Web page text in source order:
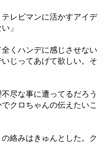
レビマンに活かすアイデ
」
くハンデに感じさせない
じってあげて欲しい。そ
尽な事に遭ってるだろう
クロちゃんの伝えたいこ
絡みはきゅんとした。ク